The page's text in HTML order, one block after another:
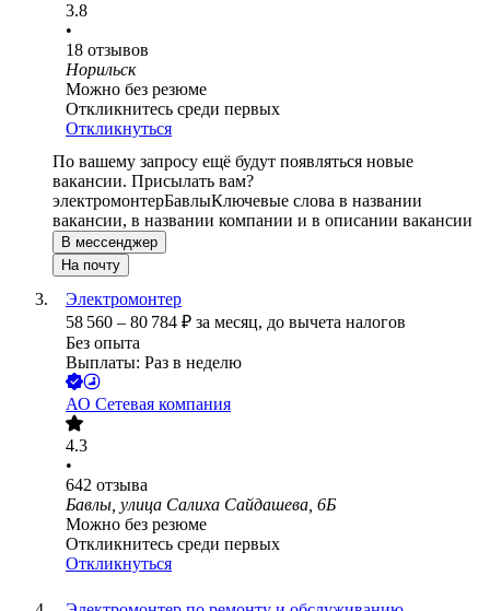
3.8
•
18 отзывов
Норильск
Можно без резюме
Откликнитесь среди первых
Откликнуться
По вашему запросу ещё будут появляться новые
вакансии. Присылать вам?
электромонтерБавлыКлючевые слова в названии
вакансии, в названии компании и в описании вакансии
В мессенджер
На почту
Электромонтер
58 560 – 80 784 ₽ за месяц, до вычета налогов
Без опыта
Выплаты: Раз в неделю
АО Сетевая компания
4.3
•
642 отзыва
Бавлы, улица Салиха Сайдашева, 6Б
Можно без резюме
Откликнитесь среди первых
Откликнуться